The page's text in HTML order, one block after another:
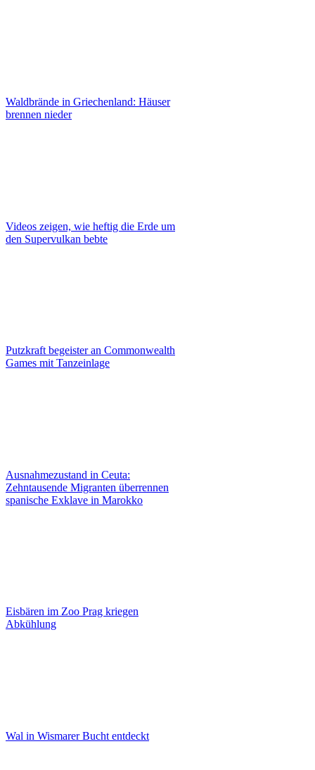
Waldbrände in Griechenland: Häuser
brennen nieder
Videos zeigen, wie heftig die Erde um
den Supervulkan bebte
Putzkraft begeister an Commonwealth
Games mit Tanzeinlage
Ausnahmezustand in Ceuta:
Zehntausende Migranten überrennen
spanische Exklave in Marokko
Eisbären im Zoo Prag kriegen
Abkühlung
Wal in Wismarer Bucht entdeckt